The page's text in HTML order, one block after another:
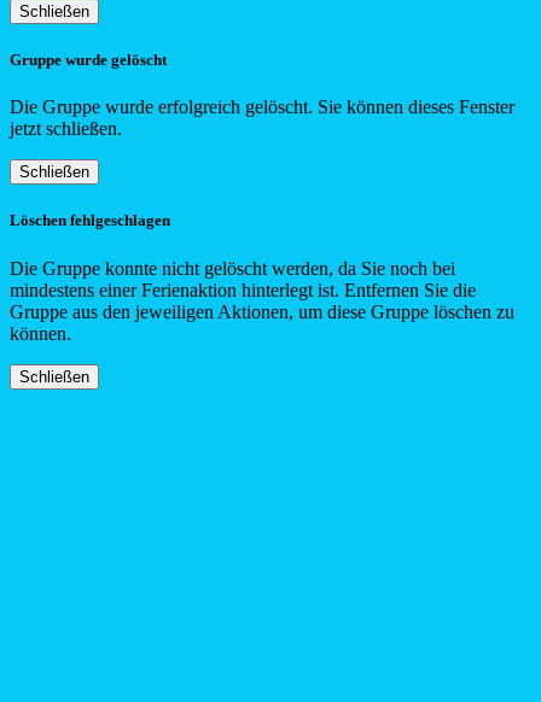
Schließen
Gruppe wurde gelöscht
Die Gruppe wurde erfolgreich gelöscht. Sie können dieses Fenster
jetzt schließen.
Schließen
Löschen fehlgeschlagen
Die Gruppe konnte nicht gelöscht werden, da Sie noch bei
mindestens einer Ferienaktion hinterlegt ist. Entfernen Sie die
Gruppe aus den jeweiligen Aktionen, um diese Gruppe löschen zu
können.
Schließen